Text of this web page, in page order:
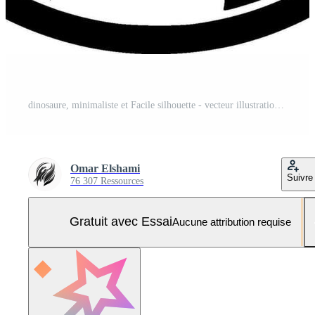
Omar Elshami
76 307 Ressources Suivre
Gratuit avec EssaiAucune attribution requise